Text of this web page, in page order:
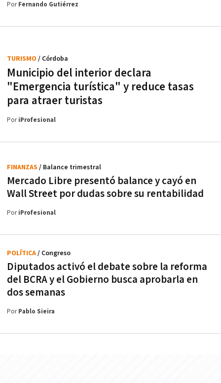
PorFernando Gutiérrez
Municipio del interior declara
"Emergencia turística" y reduce tasas
para atraer turistas
TURISMO / Córdoba
PoriProfesional
Mercado Libre presentó balance y cayó en
Wall Street por dudas sobre su rentabilidad
FINANZAS / Balance trimestral
PoriProfesional
Diputados activó el debate sobre la reforma
del BCRA y el Gobierno busca aprobarla en
dos semanas
POLÍTICA/ Congreso
PorPablo Sieira